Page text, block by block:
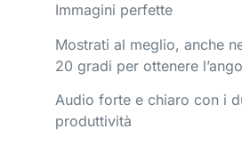
Immagini perfette
Mostrati al meglio, anche
20 gradi per ottenere
Audio forte e chiaro con i
produttività